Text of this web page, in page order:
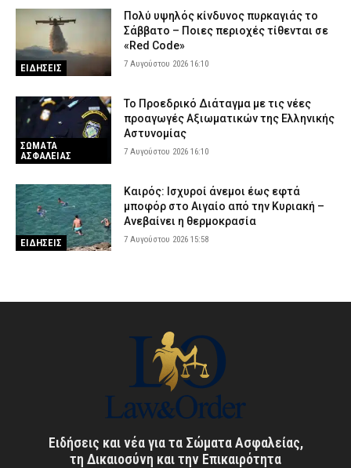
ΕΙΔΗΣΕΙΣ
Πολύ υψηλός κίνδυνος πυρκαγιάς το
Σάββατο – Ποιες περιοχές τίθενται σε
«Red Code»
7 Αυγούστου 2026 16:10
ΣΩΜΑΤΑ
ΑΣΦΑΛΕΙΑΣ
Το Προεδρικό Διάταγμα με τις νέες
προαγωγές Αξιωματικών της Ελληνικής
Αστυνομίας
7 Αυγούστου 2026 16:10
ΕΙΔΗΣΕΙΣ
Καιρός: Ισχυροί άνεμοι έως εφτά
μποφόρ στο Αιγαίο από την Κυριακή –
Ανεβαίνει η θερμοκρασία
7 Αυγούστου 2026 15:58
Ειδήσεις και νέα για τα Σώματα Ασφαλείας,
τη Δικαιοσύνη και την Επικαιρότητα